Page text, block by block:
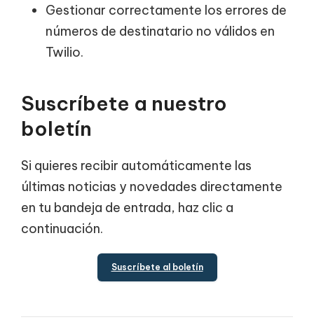
Gestionar correctamente los errores de
números de destinatario no válidos en
Twilio.
Suscríbete a nuestro
boletín
Si quieres recibir automáticamente las
últimas noticias y novedades directamente
en tu bandeja de entrada, haz clic a
continuación.
Suscríbete al boletín